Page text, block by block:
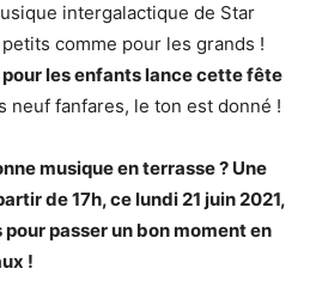
intergalactique de Star
comme pour les grands !
les enfants lance cette fête
neuf fanfares, le ton est donné !
musique en terrasse ? Une
de 17h, ce lundi 21 juin 2021,
passer un bon moment en
!